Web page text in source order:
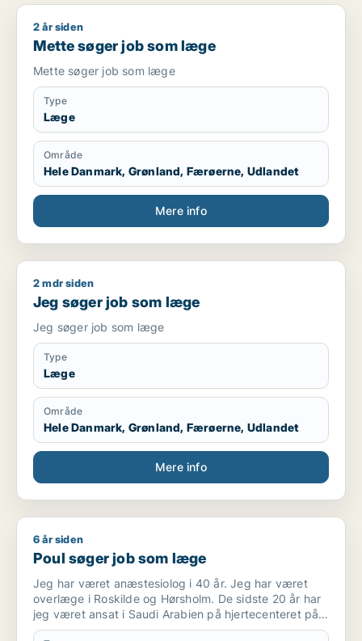
Mette søger job som læge
2 år siden
Mette søger job som læge
Mette søger job som læge
Type
Læge
Område
Hele Danmark, Grønland, Færøerne, Udlandet
Mere info
Jeg søger job som læge
2 mdr siden
Jeg søger job som læge
Jeg søger job som læge
Type
Læge
Område
Hele Danmark, Grønland, Færøerne, Udlandet
Mere info
Poul søger job som læge
6 år siden
Poul søger job som læge
Jeg har været anæstesiolog i 40 år. Jeg har været
overlæge i Roskilde og Hørsholm. De sidste 20 år har
jeg været ansat i Saudi Arabien på hjertecenteret på
to højprofilerede hospitaler, King Faisal Specialist